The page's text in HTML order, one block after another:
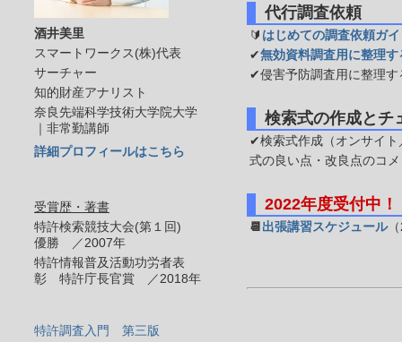
代行調査依頼
🔰 はじめての調査依頼ガ
✔無効資料調査用に整理
✔侵害予防調査用に整理す
検索式の作成とチ
✔検索式作成（オンサイト
式の良い点・改良点のコ
2022年度受付中！
📆 出張講習スケジュール
酒井美里
スマートワークス(株)代表
サーチャー
知的財産アナリスト
奈良先端科学技術大学院大学
｜非常勤講師
詳細プロフィールはこちら
受賞歴・著書
特許検索競技大会(第１回)
優勝 ／2007年
特許情報普及活動功労者表
彰 特許庁長官賞 ／2018年
特許調査入門 第三版